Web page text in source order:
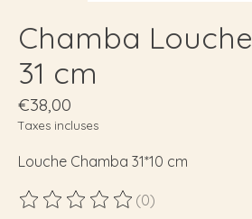
Chamba
31 cm
€38,00
Taxes incluses
Louche Chamba 31*10 cm
Ce produit est évalué à
(0)